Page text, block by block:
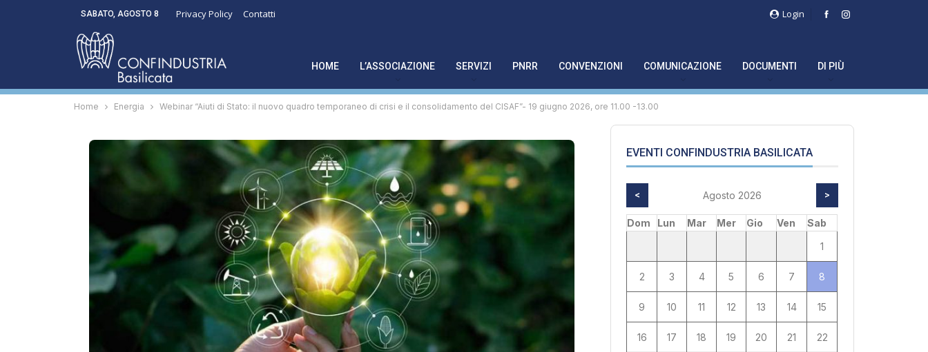
Login
SABATO, AGOSTO 8 Privacy Policy Contatti
HOME L’ASSOCIAZIONE SERVIZI PNRR CONVENZIONI COMUNICAZIONE DOCUMENTI DI PIÙ
Home Energia Webinar “Aiuti di Stato: il nuovo quadro temporaneo di crisi e il consolidamento del CISAF”- 19 giugno 2026, ore 11.00 -13.00
EVENTI CONFINDUSTRIA BASILICATA
< Agosto 2026 >
Dom Lun Mar Mer Gio Ven
Sab
1
2 3 4 5 6 7 8
9 10 11 12 13 14 15
16 17 18 19 20 21 22